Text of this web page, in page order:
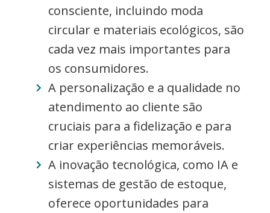
consciente, incluindo moda
circular e materiais ecológicos, são
cada vez mais importantes para
os consumidores.
A personalização e a qualidade no
atendimento ao cliente são
cruciais para a fidelização e para
criar experiências memoráveis.
A inovação tecnológica, como IA e
sistemas de gestão de estoque,
oferece oportunidades para